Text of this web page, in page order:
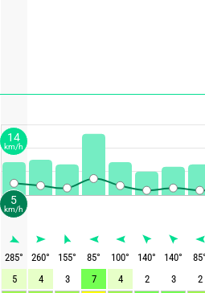
285° 260° 155° 85° 100° 140° 140° 85
5
4 3 7 4 2 3
2
5
km/h
14
km/h